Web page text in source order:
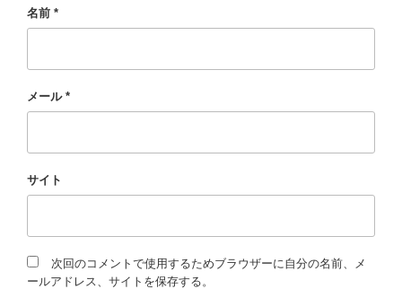
名前 *
メール *
サイト
次回のコメントで使用するためブラウザーに自分の名前、メ
ールアドレス、サイトを保存する。